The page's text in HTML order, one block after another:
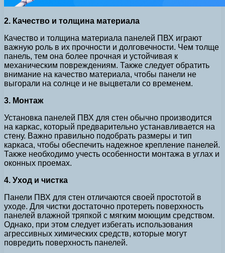
2. Качество и толщина материала
Качество и толщина материала панелей ПВХ играют
важную роль в их прочности и долговечности. Чем толще
панель, тем она более прочная и устойчивая к
механическим повреждениям. Также следует обратить
внимание на качество материала, чтобы панели не
выгорали на солнце и не выцветали со временем.
3. Монтаж
Установка панелей ПВХ для стен обычно производится
на каркас, который предварительно устанавливается на
стену. Важно правильно подобрать размеры и тип
каркаса, чтобы обеспечить надежное крепление панелей.
Также необходимо учесть особенности монтажа в углах и
оконных проемах.
4. Уход и чистка
Панели ПВХ для стен отличаются своей простотой в
уходе. Для чистки достаточно протереть поверхность
панелей влажной тряпкой с мягким моющим средством.
Однако, при этом следует избегать использования
агрессивных химических средств, которые могут
повредить поверхность панелей.